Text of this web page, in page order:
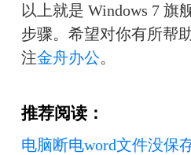
以上就是 Windows 7 旗
步骤。希望对你有所帮
注金舟办公。
推荐阅读：
电脑断电word文件没保